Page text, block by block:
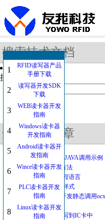
搜索技术文档
搜索的关键字：
受欢迎的文章
RFID读写器函数JAVA调用示例
web读卡器开发方法
IC卡读卡器与编程语言
卡号格式的常见样式
IC卡读卡器web开发静态调用
区别
如果将中文字符写到IC卡中
1
RFID读写器产品
手册下载
2
读写器开发SDK
下载
3
WEB读卡器开发
指南
4
Windows读卡器
开发指南
5
Android读卡器开
发指南
6
Wince读卡器开发
指南
7
PLC读卡器开发
指南
8
Linux读卡器开发
指南